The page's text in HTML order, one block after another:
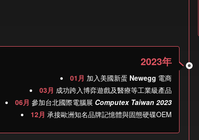
2023年
01月 加入美國新蛋 Newegg 電商
03月 成功跨入博弈遊戲及醫療等工業級產品
06月 參加台北國際電腦展 Computex Taiwan 2023
12月 承接歐洲知名品牌記憶體與固態硬碟OEM